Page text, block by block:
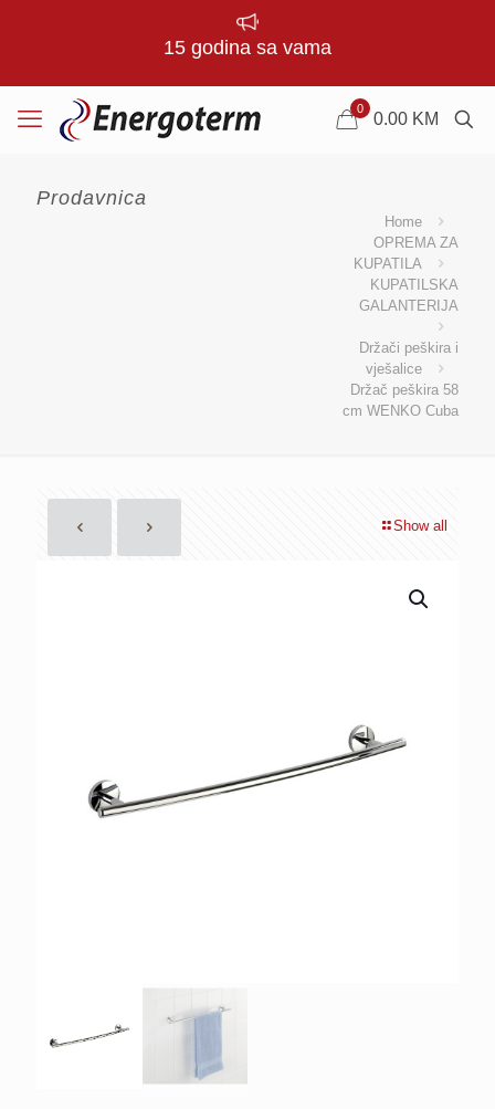
15 godina sa vama
0
0.00 KM
Prodavnica
Home
OPREMA ZA
KUPATILA
KUPATILSKA
GALANTERIJA
Držači peškira i
vješalice
Držač peškira 58
cm WENKO Cuba
Show all